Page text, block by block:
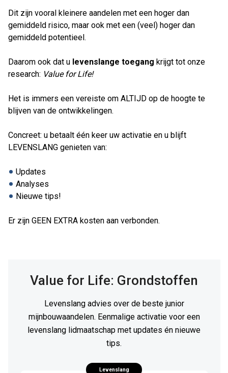
Dit zijn vooral kleinere aandelen met een hoger dan
gemiddeld risico, maar ook met een (veel) hoger dan
gemiddeld potentieel.
Daarom ook dat u levenslange toegang krijgt tot onze
research: Value for Life!
Het is immers een vereiste om ALTIJD op de hoogte te
blijven van de ontwikkelingen.
Concreet: u betaalt één keer uw activatie en u blijft
LEVENSLANG genieten van:
Updates
Analyses
Nieuwe tips!
Er zijn GEEN EXTRA kosten aan verbonden.
Value for Life: Grondstoffen
Levenslang advies over de beste junior
mijnbouwaandelen. Eenmalige activatie voor een
levenslang lidmaatschap met updates én nieuwe
tips.
Levenslang